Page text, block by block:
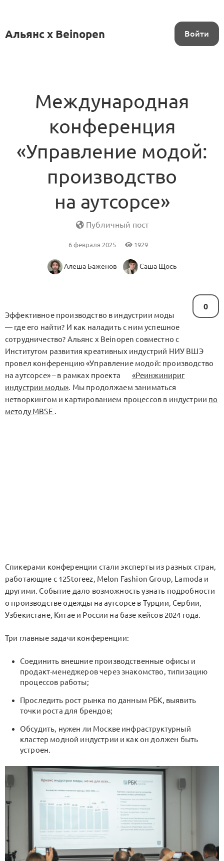
Альянс x Beinopen Войти
Международная
конференция
«Управление модой:
производство
на аутсорсе»
Публичный пост
6 февраля 2025 1929
Алеша Баженов Саша Щось
0
Эффективное производство в индустрии моды
— где его найти? И как наладить с ним успешное
сотрудничество? Альянс x Beinopen совместно с
Институтом развития креативных индустрий НИУ ВШЭ
провел конференцию «Управление модой: производство
на аутсорсе» – в рамках проекта
«Реинжинириг
индустрии моды». Мы продолжаем заниматься
нетворкингом и картированием процессов в индустрии по
методу MBSE .
Спикерами конференции стали эксперты из разных стран,
работающие с 12Storeez, Melon Fashion Group, Lamoda и
другими. Событие дало возможность узнать подробности
о производстве одежды на аутсорсе в Турции, Сербии,
Узбекистане, Китае и России на базе кейсов 2024 года.
Три главные задачи конференции:
Соединить внешние производственные офисы и
продакт-менеджеров через знакомство, типизацию
процессов работы;
Проследить рост рынка по данным РБК, выявить
точки роста для брендов;
Обсудить, нужен ли Москве инфраструктурный
кластер модной индустрии и как он должен быть
устроен.